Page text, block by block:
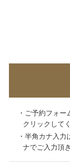
・ご予約フォ
クリックして
・半角カナ入
ナでご入力頂